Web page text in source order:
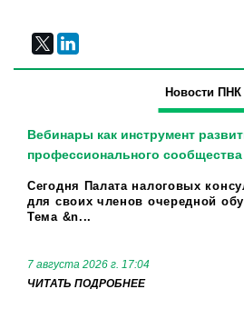
Новости ПНК
Вебинары как инструмент
профессионального сообщества
Сегодня Палата налоговых
для своих членов очередной
Тема &n...
7 августа 2026 г. 17:04
ЧИТАТЬ ПОДРОБНЕЕ